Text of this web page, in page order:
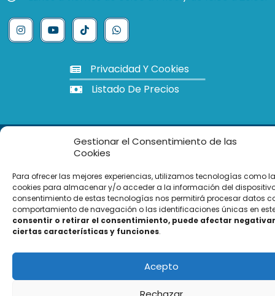
Gestionar el Consentimiento de las
Cookies
Para ofrecer las mejores experiencias, utilizamos tecnologías como
cookies para almacenar y/o acceder a la información del
consentimiento de estas tecnologías nos permitirá procesar datos
comportamiento de navegación o las identificaciones únicas en
consentir o retirar el consentimiento, puede afectar
ciertas características y funciones.
Acepto
Privacidad Y Cookies
Listado De Precios
© Martínez Hervás Salud, S. L.